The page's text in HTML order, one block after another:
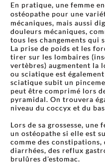
En pratique, une femme
ostéopathe pour une
mécaniques, mais aussi
douleurs mécaniques,
tous les changements qui
La prise de poids et les
tirer sur les lombaires
vertèbres) augmentent la
ou sciatique est
sciatique subit un
peut être comprimé lors
pyramidal. On trouvera
niveau du coccyx et du
Lors de sa grossesse,
un ostéopathe si elle est
comme des constipations,
diarrhées, des reflux
brulûres d'estomac.